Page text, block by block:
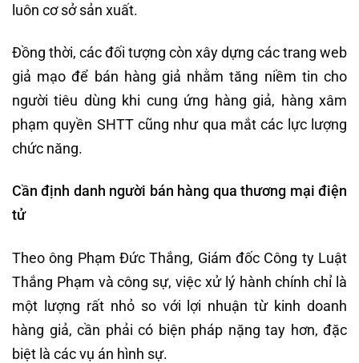
luôn cơ sở sản xuất.
Đồng thời, các đối tượng còn xây dựng các trang web
giả mạo để bán hàng giả nhằm tăng niềm tin cho
người tiêu dùng khi cung ứng hàng giả, hàng xâm
phạm quyền SHTT cũng như qua mắt các lực lượng
chức năng.
Cần định danh người bán hàng qua thương mại điện
tử
Theo ông Phạm Đức Thắng, Giám đốc Công ty Luật
Thắng Phạm và công sự, việc xử lý hành chính chỉ là
một lượng rất nhỏ so với lợi nhuận từ kinh doanh
hàng giả, cần phải có biện pháp nặng tay hơn, đặc
biệt là các vụ án hình sự.